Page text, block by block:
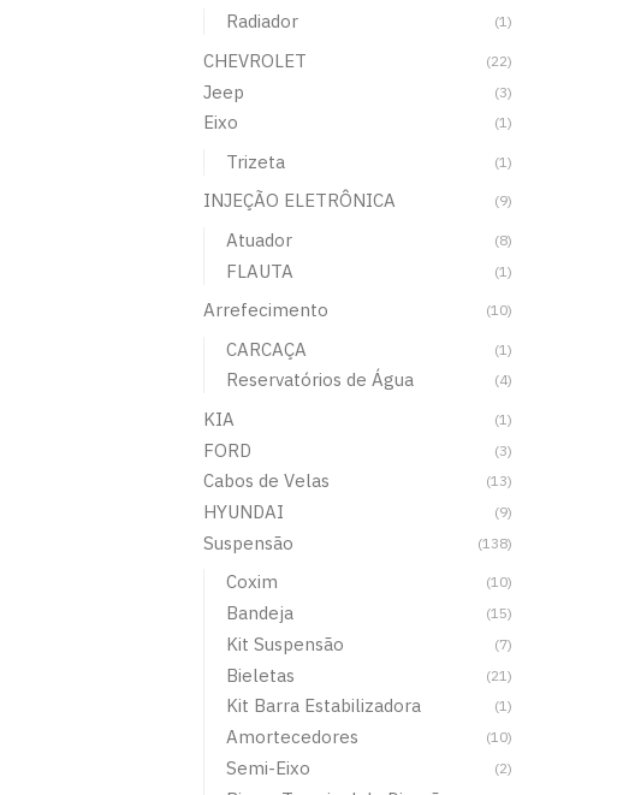
Radiador (1)
CHEVROLET (22)
Jeep (3)
Eixo (1)
Trizeta (1)
INJEÇÃO ELETRÔNICA (9)
Atuador (8)
FLAUTA (1)
Arrefecimento (10)
CARCAÇA (1)
Reservatórios de Água (4)
KIA (1)
FORD (3)
Cabos de Velas (13)
HYUNDAI (9)
Suspensão (138)
Coxim (10)
Bandeja (15)
Kit Suspensão (7)
Bieletas (21)
Kit Barra Estabilizadora (1)
Amortecedores (10)
Semi-Eixo (2)